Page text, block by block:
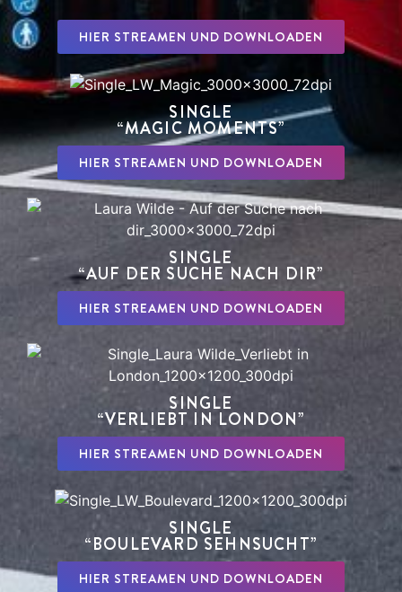
HIER STREAMEN UND DOWNLOADEN
SINGLE
“MAGIC MOMENTS”
HIER STREAMEN UND DOWNLOADEN
SINGLE
“AUF DER SUCHE NACH DIR”
HIER STREAMEN UND DOWNLOADEN
SINGLE
“VERLIEBT IN LONDON”
HIER STREAMEN UND DOWNLOADEN
SINGLE
“BOULEVARD SEHNSUCHT”
HIER STREAMEN UND DOWNLOADEN